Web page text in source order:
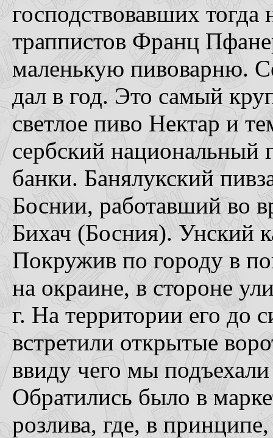
господствовавших тогда
траппистов Франц
маленькую пивоварню.
дал в год. Это самый
светлое пиво Нектар и
сербский национальный
банки. Банялукский
Боснии, работавший во
Бихач (Босния). Унский
Покружив по городу в
на окраине, в стороне
г. На территории его до
встретили открытые
ввиду чего мы
Обратились было в
розлива, где, в